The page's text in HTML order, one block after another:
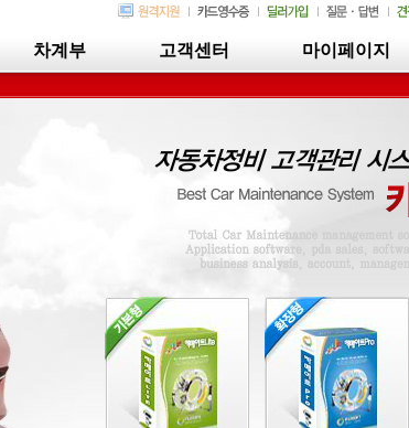
차계부 고객센터 마이페이지